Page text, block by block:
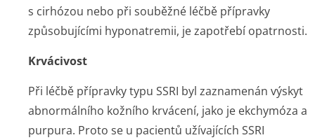
s cirhózou nebo při souběžné léčbě přípravky
způsobujícími hyponatremii, je zapotřebí opatrnosti.
Krvácivost
Při léčbě přípravky typu SSRI byl zaznamenán výskyt
abnormálního kožního krvácení, jako je ekchymóza a
purpura. Proto se u pacientů užívajících SSRI